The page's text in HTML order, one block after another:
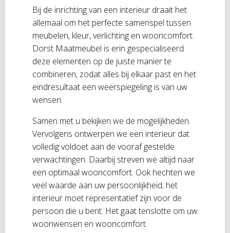
Bij de inrichting van een interieur draait het
allemaal om het perfecte samenspel tussen
meubelen, kleur, verlichting en wooncomfort.
Dorst Maatmeubel is erin gespecialiseerd
deze elementen op de juiste manier te
combineren, zodat alles bij elkaar past en het
eindresultaat een weerspiegeling is van uw
wensen.
Samen met u bekijken we de mogelijkheden.
Vervolgens ontwerpen we een interieur dat
volledig voldoet aan de vooraf gestelde
verwachtingen. Daarbij streven we altijd naar
een optimaal wooncomfort. Ook hechten we
veel waarde aan uw persoonlijkheid; het
interieur moet representatief zijn voor de
persoon die u bent. Het gaat tenslotte om uw
woonwensen en wooncomfort.